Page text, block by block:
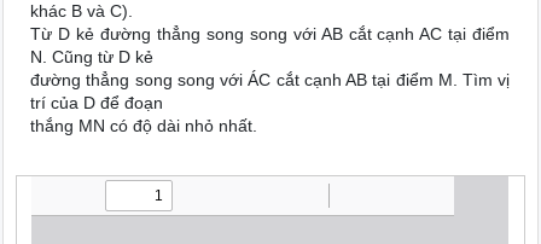
khác B và C).
Từ D kẻ đường thẳng song song với AB cắt cạnh AC tại điểm
N. Cũng từ D kẻ
đường thẳng song song với ÁC cắt cạnh AB tại điểm M. Tìm vị
trí của D để đoạn
thắng MN có độ dài nhỏ nhất.